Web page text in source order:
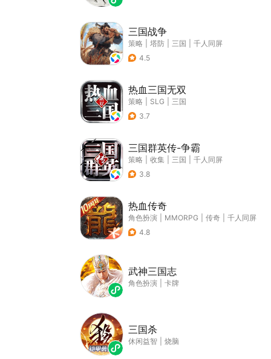
三国战争
策略 塔防 三国
千人同屏
4.5
热血三国无双
策略 SLG
三国
3.7
三国群英传-争霸
策略 收集 三国
千人同屏
3.8
热血传奇
角色扮演 MMORPG 传奇
千人同屏
4.8
武神三国志
角色扮演 卡牌
三国杀
休闲益智 烧脑